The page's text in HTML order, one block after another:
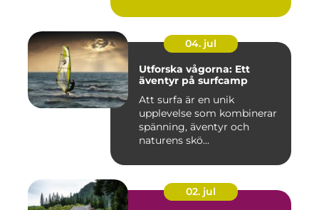
04. jul
Utforska vågorna: Ett
äventyr på surfcamp
Att surfa är en unik
upplevelse som kombinerar
spänning, äventyr och
naturens skö...
02. jul